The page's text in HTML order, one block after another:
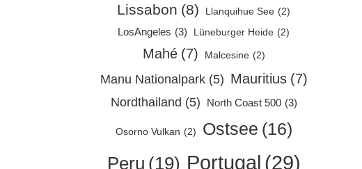
Lissabon (8) Llanquihue See (2)
LosAngeles (3) Lüneburger Heide (2)
Mahé (7) Malcesine (2)
Manu Nationalpark (5) Mauritius (7)
Nordthailand (5) North Coast 500 (3)
Osorno Vulkan (2) Ostsee (16)
Peru (19) Portugal (29)